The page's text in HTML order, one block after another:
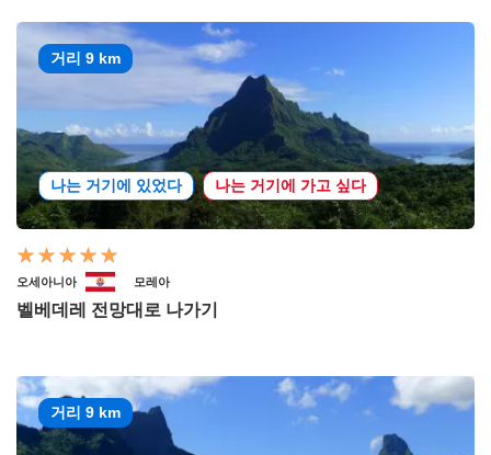
거리 9 km
나는 거기에 있었다 나는 거기에 가고 싶다
오세아니아 모레아
벨베데레 전망대로 나가기
거리 9 km